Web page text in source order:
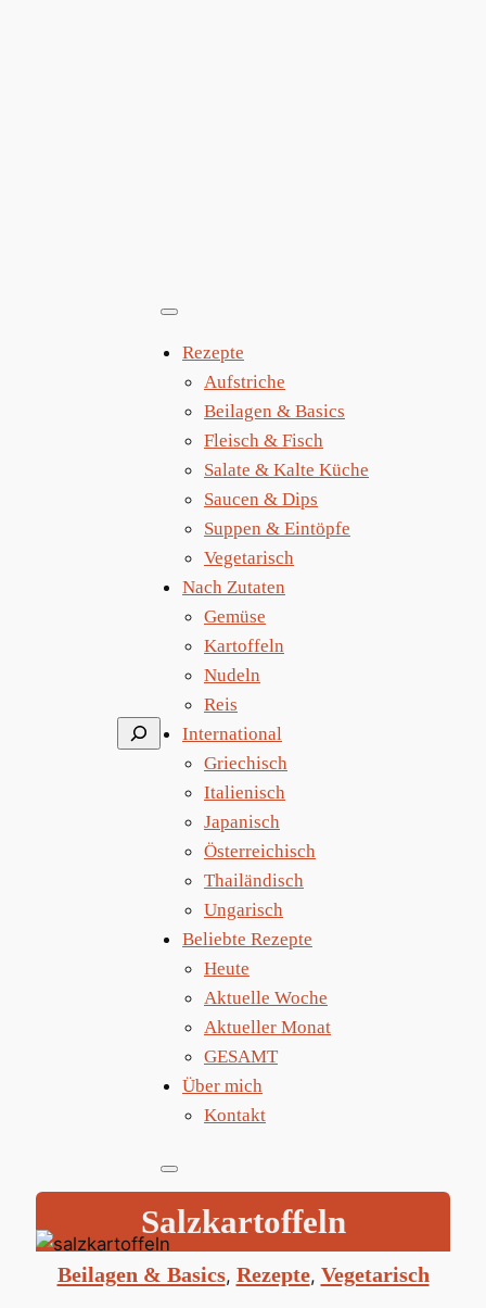
Suchen
Rezepte
Aufstriche
Beilagen & Basics
Fleisch & Fisch
Salate & Kalte Küche
Saucen & Dips
Suppen & Eintöpfe
Vegetarisch
Nach Zutaten
Gemüse
Kartoffeln
Nudeln
Reis
International
Griechisch
Italienisch
Japanisch
Österreichisch
Thailändisch
Ungarisch
Beliebte Rezepte
Heute
Aktuelle Woche
Aktueller Monat
GESAMT
Über mich
Kontakt
Salzkartoffeln
Beilagen & Basics, Rezepte, Vegetarisch